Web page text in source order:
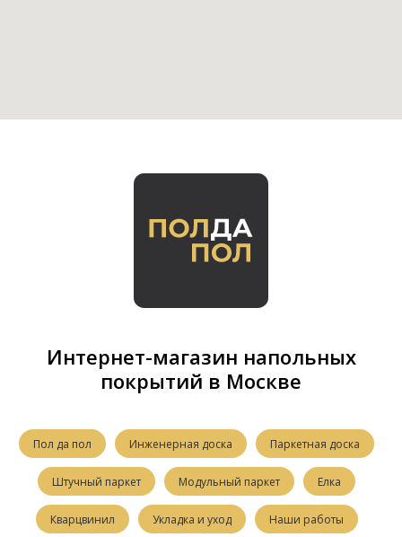
Интернет-магазин напольных
покрытий в Москве
Пол да пол Инженерная доска Паркетная доска
Штучный паркет Модульный паркет Елка
Кварцвинил Укладка и уход Наши работы